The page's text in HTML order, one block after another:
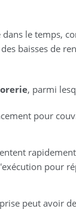
le temps,
baisses de
, parmi
pour
pour
peut avoir